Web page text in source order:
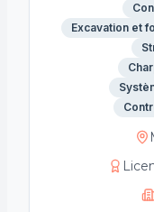
Excavation et